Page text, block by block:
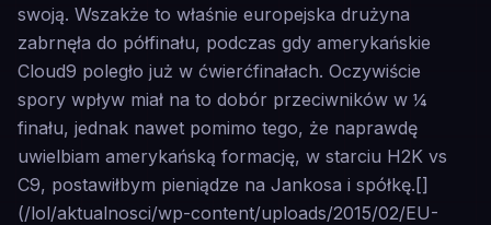
swoją. Wszakże to właśnie europejska drużyna
zabrnęła do półfinału, podczas gdy amerykańskie
Cloud9 poległo już w ćwierćfinałach. Oczywiście
spory wpływ miał na to dobór przeciwników w ¼
finału, jednak nawet pomimo tego, że naprawdę
uwielbiam amerykańską formację, w starciu H2K vs
C9, postawiłbym pieniądze na Jankosa i spółkę.[]
(/lol/aktualnosci/wp-content/uploads/2015/02/EU-